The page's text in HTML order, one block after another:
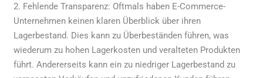
2. Fehlende Transparenz: Oftmals haben E-Commerce-
Unternehmen keinen klaren Überblick über ihren
Lagerbestand. Dies kann zu Überbeständen führen, was
wiederum zu hohen Lagerkosten und veralteten Produkten
führt. Andererseits kann ein zu niedriger Lagerbestand zu